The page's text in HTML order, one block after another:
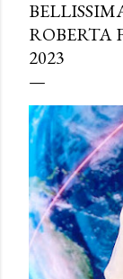
ROBERTA
2023